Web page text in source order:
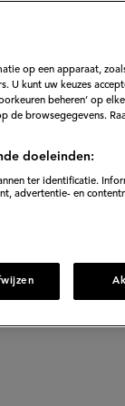
circa 2 uur
van circa 2
op een apparaat, zoals
U kunt uw keuzes
beheren’ op
de browsegegevens.
doeleinden:
ter identificatie.
advertentie- en